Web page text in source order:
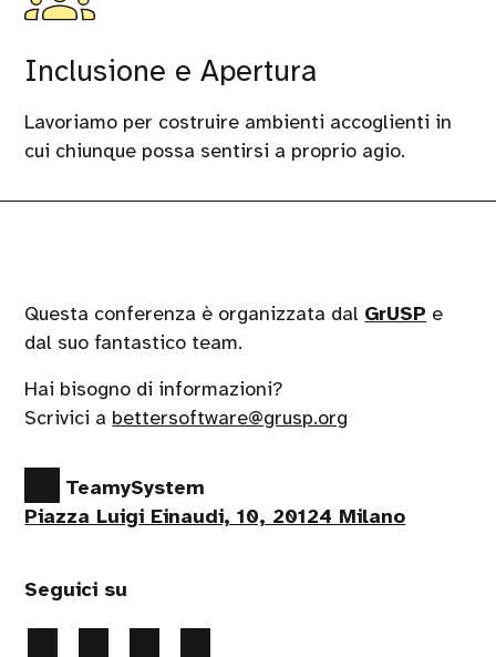
Inclusione e Apertura
Lavoriamo per costruire ambienti accoglienti in
cui chiunque possa sentirsi a proprio agio.
Questa conferenza è organizzata dal GrUSP e
dal suo fantastico team.
Hai bisogno di informazioni?
Scrivici a bettersoftware@grusp.org
TeamySystem
Piazza Luigi Einaudi, 10, 20124 Milano
Seguici su